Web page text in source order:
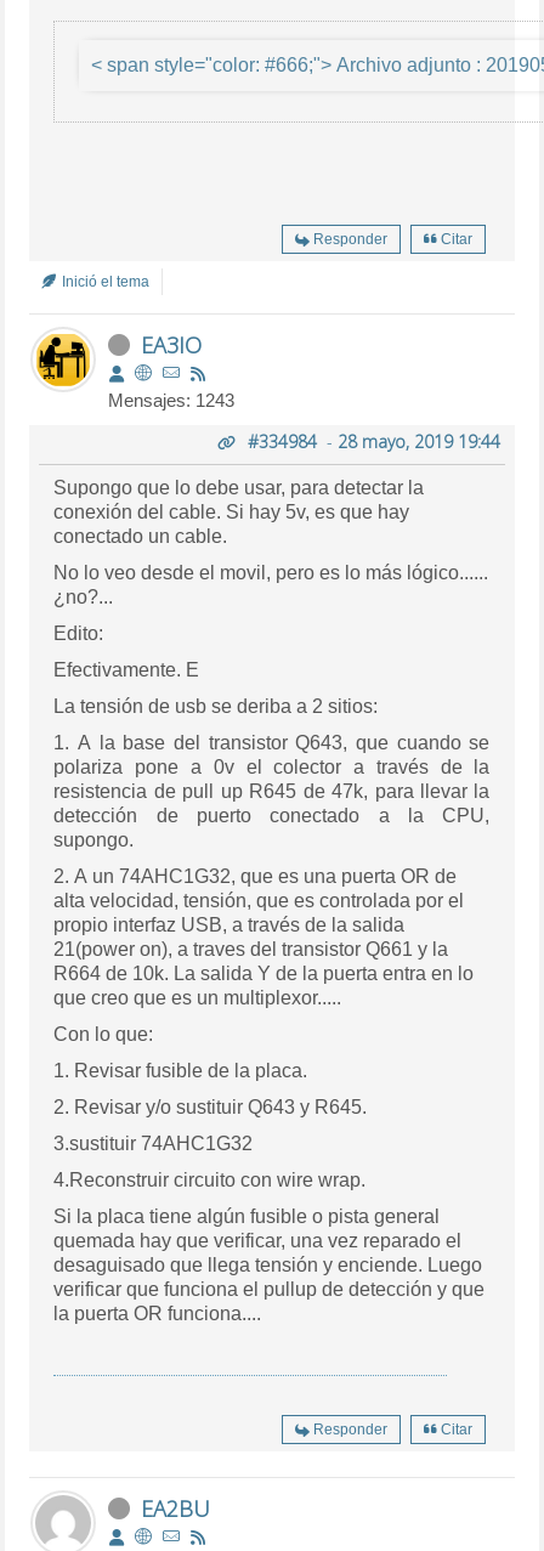
< span style="color:
Responder Citar
Inició el tema
EA3IO
Mensajes: 1243
#334984- 28 mayo, 2019 19:44
Supongo que lo debe usar, para detectar la
conexión del cable. Si hay 5v, es que hay
conectado un cable.
No lo veo desde el movil, pero es lo más lógico......
¿no?...
Edito:
Efectivamente. E
La tensión de usb se deriba a 2 sitios:
1. A la base del transistor Q643, que cuando se
polariza pone a 0v el colector a través de la
resistencia de pull up R645 de 47k, para llevar la
detección de puerto conectado a la CPU,
supongo.
2. A un 74AHC1G32, que es una puerta OR de
alta velocidad, tensión, que es controlada por el
propio interfaz USB, a través de la salida
21(power on), a traves del transistor Q661 y la
R664 de 10k. La salida Y de la puerta entra en lo
que creo que es un multiplexor.....
Con lo que:
1. Revisar fusible de la placa.
2. Revisar y/o sustituir Q643 y R645.
3.sustituir 74AHC1G32
4.Reconstruir circuito con wire wrap.
Si la placa tiene algún fusible o pista general
quemada hay que verificar, una vez reparado el
desaguisado que llega tensión y enciende. Luego
verificar que funciona el pullup de detección y que
la puerta OR funciona....
Responder Citar
EA2BU